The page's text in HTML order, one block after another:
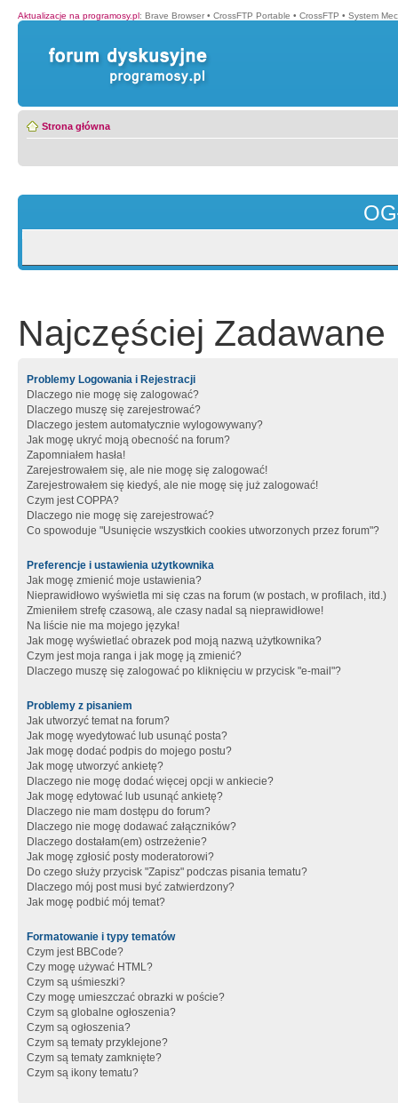
Aktualizacje na programosy.pl: Brave Browser • CrossFTP Portable • CrossFTP • System
Strona główna
Najczęściej Zadawane
Problemy Logowania i Rejestracji
Dlaczego nie mogę się zalogować?
Dlaczego muszę się zarejestrować?
Dlaczego jestem automatycznie wylogowywany?
Jak mogę ukryć moją obecność na forum?
Zapomniałem hasła!
Zarejestrowałem się, ale nie mogę się zalogować!
Zarejestrowałem się kiedyś, ale nie mogę się już zalogować!
Czym jest COPPA?
Dlaczego nie mogę się zarejestrować?
Co spowoduje "Usunięcie wszystkich cookies utworzonych przez forum"?
Preferencje i ustawienia użytkownika
Jak mogę zmienić moje ustawienia?
Nieprawidłowo wyświetla mi się czas na forum (w postach, w profilach, itd.)
Zmieniłem strefę czasową, ale czasy nadal są nieprawidłowe!
Na liście nie ma mojego języka!
Jak mogę wyświetlać obrazek pod moją nazwą użytkownika?
Czym jest moja ranga i jak mogę ją zmienić?
Dlaczego muszę się zalogować po kliknięciu w przycisk "e-mail"?
Problemy z pisaniem
Jak utworzyć temat na forum?
Jak mogę wyedytować lub usunąć posta?
Jak mogę dodać podpis do mojego postu?
Jak mogę utworzyć ankietę?
Dlaczego nie mogę dodać więcej opcji w ankiecie?
Jak mogę edytować lub usunąć ankietę?
Dlaczego nie mam dostępu do forum?
Dlaczego nie mogę dodawać załączników?
Dlaczego dostałam(em) ostrzeżenie?
Jak mogę zgłosić posty moderatorowi?
Do czego służy przycisk "Zapisz" podczas pisania tematu?
Dlaczego mój post musi być zatwierdzony?
Jak mogę podbić mój temat?
Formatowanie i typy tematów
Czym jest BBCode?
Czy mogę używać HTML?
Czym są uśmieszki?
Czy mogę umieszczać obrazki w poście?
Czym są globalne ogłoszenia?
Czym są ogłoszenia?
Czym są tematy przyklejone?
Czym są tematy zamknięte?
Czym są ikony tematu?